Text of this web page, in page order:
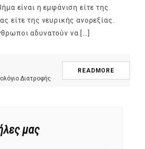
είναι η εμφάνιση είτε της
είτε της νευρικής ανορεξίας.
αδυνατούν να […]
Διατροφής
READMORE
μας